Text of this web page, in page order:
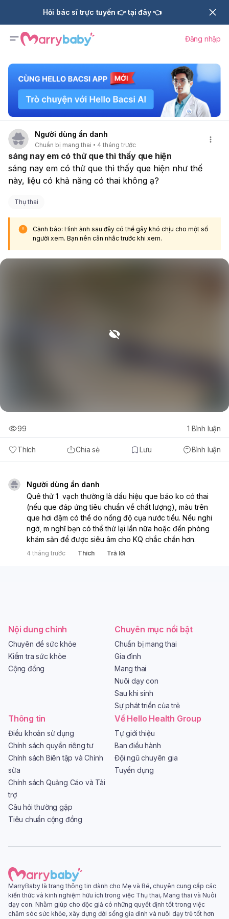
Hỏi bác sĩ trực tuyến 👉 tại đây 👈
Đăng nhập
Người dùng ẩn danh
Chuẩn bị mang thai 4 tháng trước
sáng nay em có thử que thì thấy que hiện
sáng nay em có thử que thì thấy que hiện như thế
này, liệu có khả năng có thai không ạ?
Thụ thai
Cảnh báo: Hình ảnh sau đây có thể gây khó chịu cho một số
người xem. Bạn nên cân nhắc trước khi xem.
Thích Chia sẻ Lưu Bình luận
99 1 Bình luận
Người dùng ẩn danh
Quê thử 1  vạch thường là dấu hiệu que báo ko có thai
(nếu que đáp ứng tiêu chuẩn về chất lượng), màu trên
que hơi đậm có thể do nồng độ cụa nước tiểu. Nếu nghi
ngờ, m nghĩ bạn có thể thử lại lần nữa hoặc đến phòng
khám sản để được siêu âm cho KQ chắc chắn hơn.
4 tháng trước Thích Trả lời
Nội dung chính
Chuyên đề sức khỏe
Kiểm tra sức khỏe
Cộng đồng
Chuyên mục nổi bật
Chuẩn bị mang thai
Gia đình
Mang thai
Nuôi dạy con
Sau khi sinh
Sự phát triển của trẻ
Thông tin
Điều khoản sử dụng
Chính sách quyền riêng tư
Chính sách Biên tập và Chỉnh
sửa
Chính sách Quảng Cáo và Tài
trợ
Câu hỏi thường gặp
Tiêu chuẩn cộng đồng
Về Hello Health Group
Tự giới thiệu
Ban điều hành
Đội ngũ chuyên gia
Tuyển dụng
MarryBaby là trang thông tin dành cho Mẹ và Bé, chuyên cung cấp các
kiến thức và kinh nghiệm hữu ích trong việc Thụ thai, Mang thai và Nuôi
dạy con. Nhằm giúp cho độc giả có những quyết định tốt trong việc
chăm sóc sức khỏe, xây dựng đời sống gia đình và nuôi dạy trẻ tốt hơn